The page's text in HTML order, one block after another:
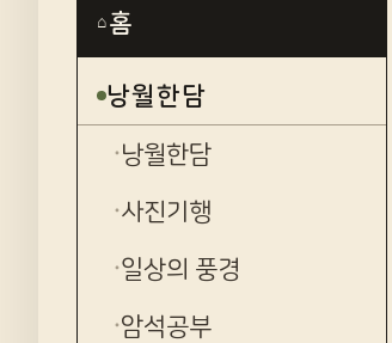
⌂홈
낭월한담
낭월한담
사진기행
일상의 풍경
암석공부